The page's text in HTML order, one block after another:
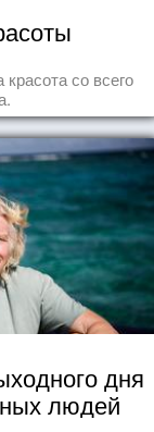
со всего
дня
людей